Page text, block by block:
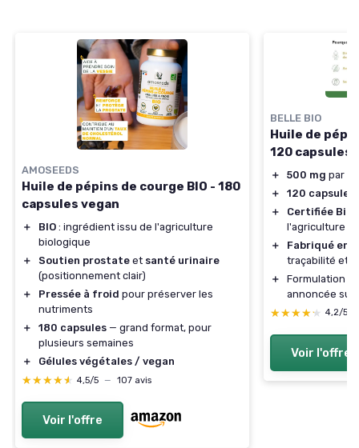
AMOSEEDS
Huile de pépins de courge BIO - 180
capsules vegan
＋ BIO : ingrédient issu de l'agriculture
biologique
＋
Soutien prostate et santé urinaire
(positionnement clair)
＋
Pressée à froid pour préserver les
nutriments
＋
180 capsules — grand format, pour
plusieurs semaines
＋
Gélules végétales / vegan
★★★★★
★★★★★ 4,5/5 — 107 avis
Voir l'offre
BELLE BIO
Huile de
120 capsules
＋ 500 mg par
＋
120 capsules
＋
Certifiée Bio
l'agriculture
＋
Fabriqué en
traçabilité et
＋
Formulation
annoncée sur
★★★★★
★★★★★ 4,2/5
Voir l'offre